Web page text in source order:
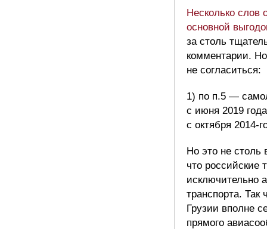
Несколько слов
основной
за столь
комментарии.
не согласиться:
1) по п.5 —
с июня 2019
с октября 2014-
Но это не
что российские
исключительно
транспорта.
Грузии вполне
прямого